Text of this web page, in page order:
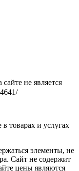
не является
/
товарах и услугах
элементы, не
Сайт не содержит
цены являются